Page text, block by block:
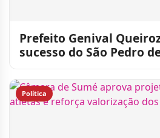
Prefeito Genival
sucesso do São Pedro
Política